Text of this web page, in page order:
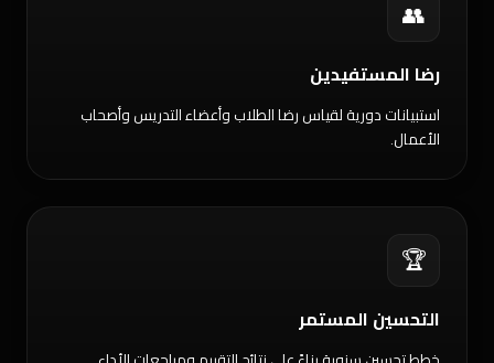
👥
رضا المستفيدين
استبيانات دورية لقياس رضا الطلاب وأعضاء التدريس وأصحاب
الأعمال.
🏆
التحسين المستمر